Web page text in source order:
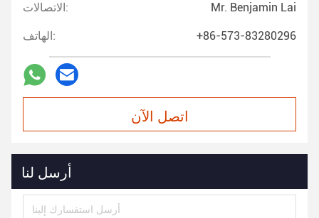
الاتصالات: Mr. Benjamin Lai
الهاتف: +86-573-83280296
اتصل الآن
أرسل لنا